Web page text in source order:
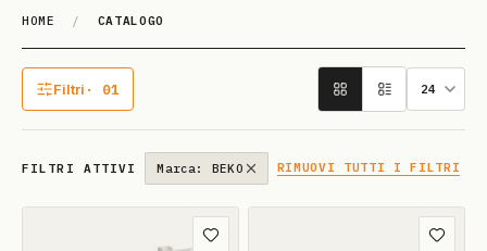
HOME / CATALOGO
Catalogo
Filtri · 01
1 filtro attivo
FILTRI ATTIVI Marca: BEKO RIMUOVI TUTTI I FILTRI
Aggiungi ai preferiti